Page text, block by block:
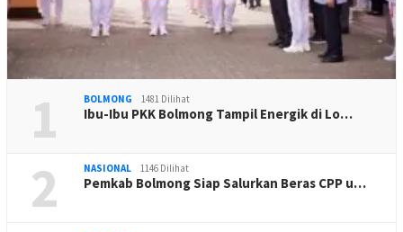
1 BOLMONG 1481 Dilihat
Ibu-Ibu PKK Bolmong Tampil Energik di Lo…
2 NASIONAL 1146 Dilihat
Pemkab Bolmong Siap Salurkan Beras CPP u…